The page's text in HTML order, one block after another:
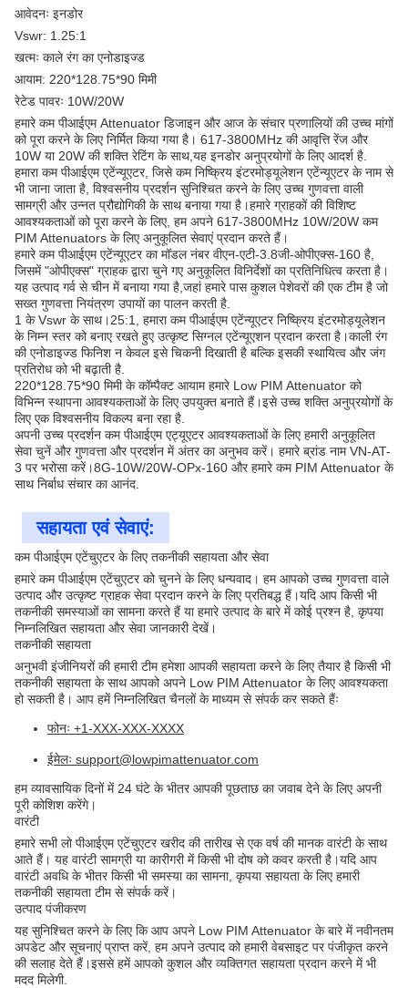
आवेदनः इनडोर
Vswr: 1.25:1
खत्मः काले रंग का एनोडाइज्ड
आयाम: 220*128.75*90 मिमी
रेटेड पावरः 10W/20W
हमारे कम पीआईएम Attenuator डिजाइन और आज के संचार प्रणालियों की उच्च मांगों
को पूरा करने के लिए निर्मित किया गया है। 617-3800MHz की आवृत्ति रेंज और
10W या 20W की शक्ति रेटिंग के साथ,यह इनडोर अनुप्रयोगों के लिए आदर्श है.
हमारा कम पीआईएम एटेंन्यूएटर, जिसे कम निष्क्रिय इंटरमोड्यूलेशन एटेंन्यूएटर के नाम से
भी जाना जाता है, विश्वसनीय प्रदर्शन सुनिश्चित करने के लिए उच्च गुणवत्ता वाली
सामग्री और उन्नत प्रौद्योगिकी के साथ बनाया गया है।हमारे ग्राहकों की विशिष्ट
आवश्यकताओं को पूरा करने के लिए, हम अपने 617-3800MHz 10W/20W कम
PIM Attenuators के लिए अनुकूलित सेवाएं प्रदान करते हैं।
हमारे कम पीआईएम एटेंन्यूएटर का मॉडल नंबर वीएन-एटी-3.8जी-ओपीएक्स-160 है,
जिसमें "ओपीएक्स" ग्राहक द्वारा चुने गए अनुकूलित विनिर्देशों का प्रतिनिधित्व करता है।
यह उत्पाद गर्व से चीन में बनाया गया है,जहां हमारे पास कुशल पेशेवरों की एक टीम है जो
सख्त गुणवत्ता नियंत्रण उपायों का पालन करती है.
1 के Vswr के साथ।25:1, हमारा कम पीआईएम एटेंन्यूएटर निष्क्रिय इंटरमोड्यूलेशन
के निम्न स्तर को बनाए रखते हुए उत्कृष्ट सिग्नल एटेंन्यूएशन प्रदान करता है।काली रंग
की एनोडाइज्ड फिनिश न केवल इसे चिकनी दिखाती है बल्कि इसकी स्थायित्व और जंग
प्रतिरोध को भी बढ़ाती है.
220*128.75*90 मिमी के कॉम्पैक्ट आयाम हमारे Low PIM Attenuator को
विभिन्न स्थापना आवश्यकताओं के लिए उपयुक्त बनाते हैं।इसे उच्च शक्ति अनुप्रयोगों के
लिए एक विश्वसनीय विकल्प बना रहा है.
अपनी उच्च प्रदर्शन कम पीआईएम एट्यूएटर आवश्यकताओं के लिए हमारी अनुकूलित
सेवा चुनें और गुणवत्ता और प्रदर्शन में अंतर का अनुभव करें। हमारे ब्रांड नाम VN-AT-
3 पर भरोसा करें।8G-10W/20W-OPx-160 और हमारे कम PIM Attenuator के
साथ निर्बाध संचार का आनंद.
सहायता एवं सेवाएं:
कम पीआईएम एटेंचुएटर के लिए तकनीकी सहायता और सेवा
हमारे कम पीआईएम एटेंचुएटर को चुनने के लिए धन्यवाद। हम आपको उच्च गुणवत्ता वाले
उत्पाद और उत्कृष्ट ग्राहक सेवा प्रदान करने के लिए प्रतिबद्ध हैं।यदि आप किसी भी
तकनीकी समस्याओं का सामना करते हैं या हमारे उत्पाद के बारे में कोई प्रश्न है, कृपया
निम्नलिखित सहायता और सेवा जानकारी देखें।
तकनीकी सहायता
अनुभवी इंजीनियरों की हमारी टीम हमेशा आपकी सहायता करने के लिए तैयार है किसी भी
तकनीकी सहायता के साथ आपको अपने Low PIM Attenuator के लिए आवश्यकता
हो सकती है। आप हमें निम्नलिखित चैनलों के माध्यम से संपर्क कर सकते हैंः
फोनः +1-XXX-XXX-XXXX
ईमेलः support@lowpimattenuator.com
हम व्यावसायिक दिनों में 24 घंटे के भीतर आपकी पूछताछ का जवाब देने के लिए अपनी
पूरी कोशिश करेंगे।
वारंटी
हमारे सभी लो पीआईएम एटेंचुएटर खरीद की तारीख से एक वर्ष की मानक वारंटी के साथ
आते हैं। यह वारंटी सामग्री या कारीगरी में किसी भी दोष को कवर करती है।यदि आप
वारंटी अवधि के भीतर किसी भी समस्या का सामना, कृपया सहायता के लिए हमारी
तकनीकी सहायता टीम से संपर्क करें।
उत्पाद पंजीकरण
यह सुनिश्चित करने के लिए कि आप अपने Low PIM Attenuator के बारे में नवीनतम
अपडेट और सूचनाएं प्राप्त करें, हम अपने उत्पाद को हमारी वेबसाइट पर पंजीकृत करने
की सलाह देते हैं।इससे हमें आपको कुशल और व्यक्तिगत सहायता प्रदान करने में भी
मदद मिलेगी.